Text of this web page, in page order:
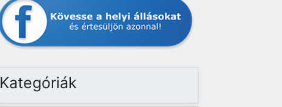
Kategóriák